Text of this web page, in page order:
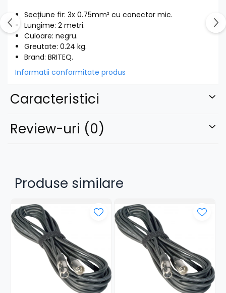
Secțiune fir: 3x 0.75mm² cu conector mic.
Lungime: 2 metri.
Culoare: negru.
Greutate: 0.24 kg.
Brand: BRITEQ.
Informatii conformitate produs
Caracteristici
Review-uri (0)
Produse similare